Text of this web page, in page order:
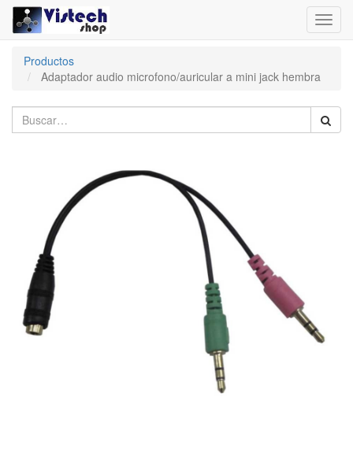
Productos
Adaptador audio microfono/auricular a mini jack hembra